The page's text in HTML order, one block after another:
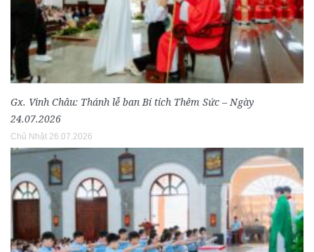
Gx. Vinh Châu: Thánh lễ ban Bí tích Thêm Sức – Ngày
24.07.2026
Chủ Nhật 26.07.2026